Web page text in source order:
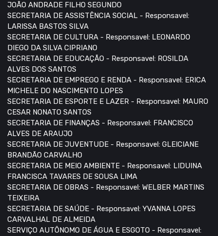
JOÃO ANDRADE FILHO SEGUNDO
SECRETARIA DE ASSISTÊNCIA SOCIAL - Responsavel:
LARISSA BASTOS SILVA
SECRETARIA DE CULTURA - Responsavel: LEONARDO
DIEGO DA SILVA CIPRIANO
SECRETARIA DE EDUCAÇÃO - Responsavel: ROSILDA
ALVES DOS SANTOS
SECRETARIA DE EMPREGO E RENDA - Responsavel: ERICA
MICHELE DO NASCIMENTO LOPES
SECRETARIA DE ESPORTE E LAZER - Responsavel: MAURO
CESAR NONATO SANTOS
SECRETARIA DE FINANÇAS - Responsavel: FRANCISCO
ALVES DE ARAUJO
SECRETARIA DE JUVENTUDE - Responsavel: GLEICIANE
BRANDÃO CARVALHO
SECRETARIA DE MEIO AMBIENTE - Responsavel: LIDUINA
FRANCISCA TAVARES DE SOUSA LIMA
SECRETARIA DE OBRAS - Responsavel: WELBER MARTINS
TEIXEIRA
SECRETARIA DE SAÚDE - Responsavel: YVANNA LOPES
CARVALHAL DE ALMEIDA
SERVIÇO AUTÔNOMO DE ÁGUA E ESGOTO - Responsavel: